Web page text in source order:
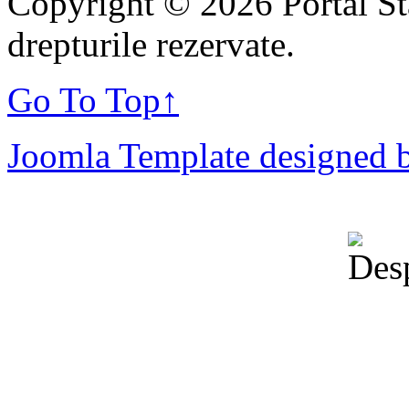
drepturile rezervate.
Go To Top↑
Joomla Template designed